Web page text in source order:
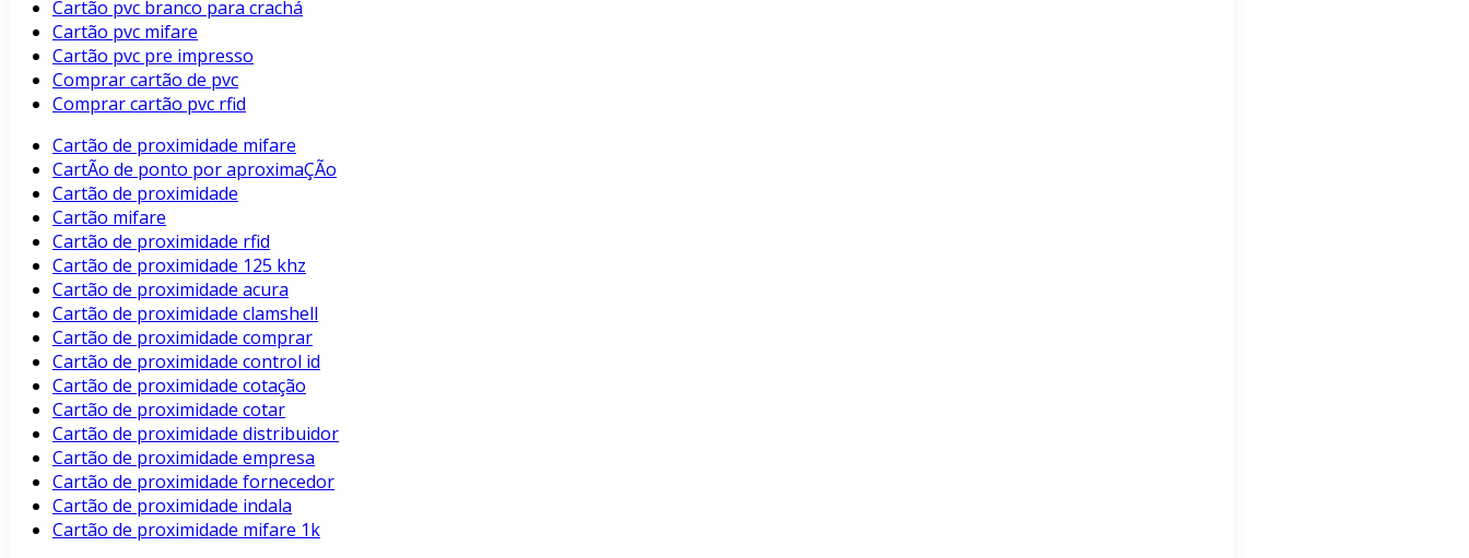
Cartão pvc branco para crachá
Cartão pvc mifare
Cartão pvc pre impresso
Comprar cartão de pvc
Comprar cartão pvc rfid
Cartão de proximidade mifare
CartÃo de ponto por aproximaÇÃo
Cartão de proximidade
Cartão mifare
Cartão de proximidade rfid
Cartão de proximidade 125 khz
Cartão de proximidade acura
Cartão de proximidade clamshell
Cartão de proximidade comprar
Cartão de proximidade control id
Cartão de proximidade cotação
Cartão de proximidade cotar
Cartão de proximidade distribuidor
Cartão de proximidade empresa
Cartão de proximidade fornecedor
Cartão de proximidade indala
Cartão de proximidade mifare 1k